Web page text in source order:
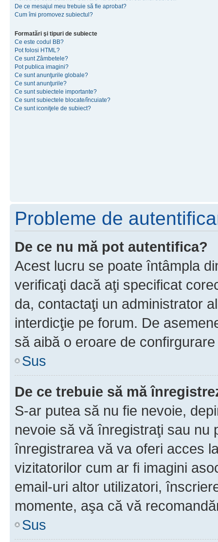
De ce mesajul meu trebuie să fie aprobat?
Cum îmi promovez subiectul?
Formatări şi tipuri de subiecte
Ce este codul BB?
Pot folosi HTML?
Ce sunt Zâmbetele?
Pot publica imagini?
Ce sunt anunţurile globale?
Ce sunt anunţurile?
Ce sunt subiectele importante?
Ce sunt subiectele blocate/încuiate?
Ce sunt iconiţele de subiect?
Probleme de
De ce nu mă pot autentifica?
Acest lucru se poate întâmpla
verificaţi dacă aţi specificat
da, contactaţi un administrator
interdicţie pe forum. De
să aibă o eroare de
Sus
De ce trebuie să mă
S-ar putea să nu fie nevoie,
nevoie să vă înregistraţi sau nu
înregistrarea vă va oferi acces
vizitatorilor cum ar fi imagini
email-uri altor utilizatori,
momente, aşa că vă
Sus